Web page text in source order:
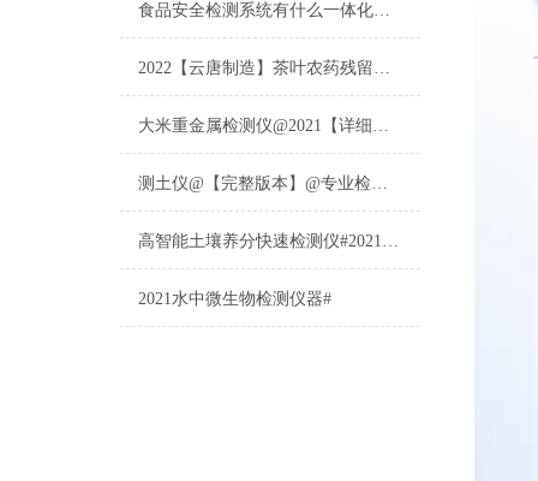
食品安全检测系统有什么一体化配置·2023仪器仪表推荐·山东云唐
2022【云唐制造】茶叶农药残留检测仪多少钱一台@山东云唐仪器仪表制造
大米重金属检测仪@2021【详细版本】@专业检测大米重金属仪器仪表
测土仪@【完整版本】@专业检测土壤的仪器仪表
高智能土壤养分快速检测仪#2021【土壤养分检测专用仪器仪表】
2021水中微生物检测仪器#